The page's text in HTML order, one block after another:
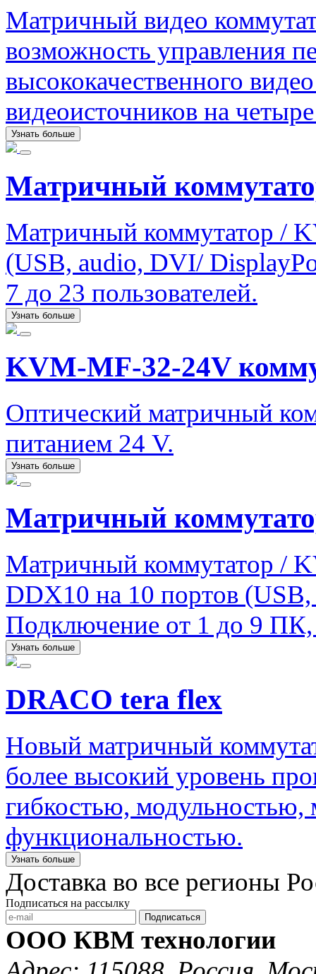
Матричный видео
возможность управления
высококачественного
видеоисточников на
Узнать больше
Матричный
Матричный коммутатор /
(USB, audio, DVI/
7 до 23 пользователей.
Узнать больше
KVM-MF-32-24V
Оптический матричный
питанием 24 V.
Узнать больше
Матричный
Матричный коммутатор /
DDX10 на 10 портов
Подключение от 1 до 9 ПК,
Узнать больше
DRACO tera flex
Новый матричный
более высокий уровень
гибкостью,
функциональностью.
Узнать больше
Доставка во все регионы
Подписаться на рассылку
Подписаться
ООО КВМ технологии